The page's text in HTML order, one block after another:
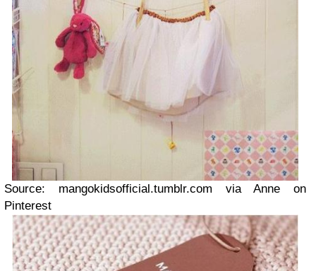
Source: mangokidsofficial.tumblr.com via Anne on
Pinterest